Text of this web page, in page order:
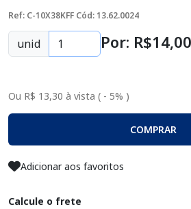
Ref: C-10X38KFF Cód: 13.62.0024
unid Por: R$14,00
Ou R$ 13,30 à vista ( - 5% )
COMPRAR
Adicionar aos favoritos
Calcule o frete